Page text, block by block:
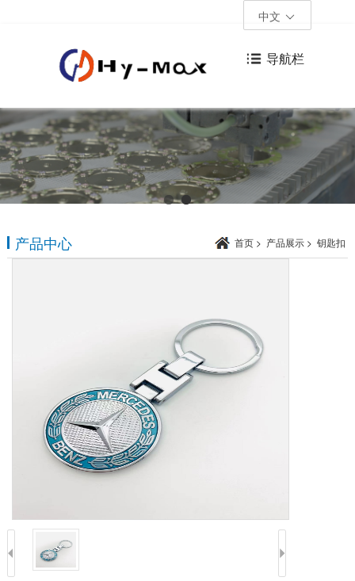
中文
导航栏
产品中心 首页 > 产品展示 > 钥匙扣